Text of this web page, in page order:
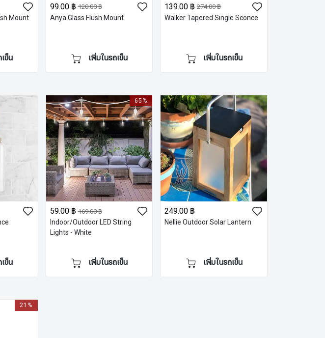
Mount
ข็น
99.00 ฿ 120.00 ฿
Anya Glass Flush Mount
เพิ่มในรถเข็น
139.00 ฿ 274.00 ฿
Walker Tapered Single Sconce
เพิ่มในรถเข็น
ข็น
65%
59.00 ฿ 169.00 ฿
Indoor/Outdoor LED String
Lights - White
เพิ่มในรถเข็น
249.00 ฿
Nellie Outdoor Solar Lantern
เพิ่มในรถเข็น
21%